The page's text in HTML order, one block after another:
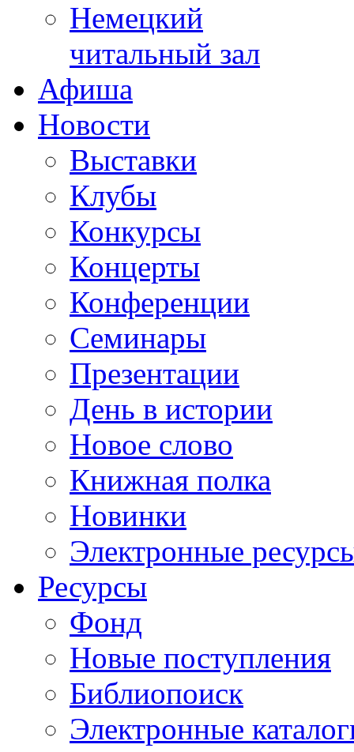
Немецкий
читальный зал
Афиша
Новости
Выставки
Клубы
Конкурсы
Концерты
Конференции
Семинары
Презентации
День в истории
Новое слово
Книжная полка
Новинки
Электронные
Ресурсы
Фонд
Новые поступления
Библиопоиск
Электронные